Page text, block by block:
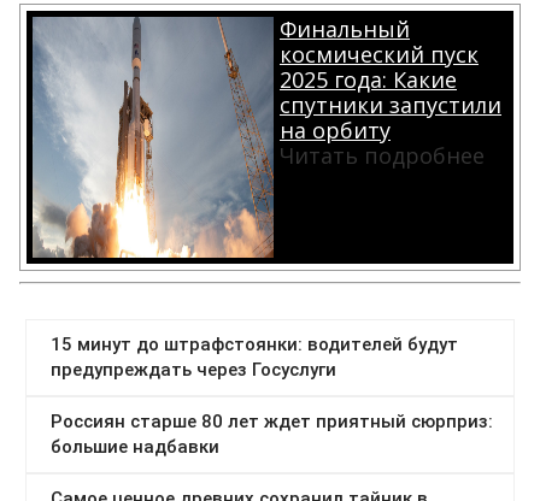
Финальный
космический пуск
2025 года: Какие
спутники запустили
на орбиту
Читать подробнее